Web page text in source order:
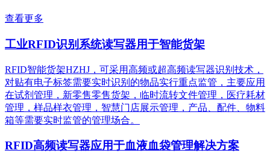
查看更多
工业RFID识别系统读写器用于智能货架
RFID智能货架HZHJ，可采用高频或超高频读写器识别技术，
对贴有电子标签需要实时识别的物品实行重点监管，主要应用
在试剂管理，新零售零售货架，临时流转文件管理，医疗耗材
管理，样品样衣管理，智慧门店展示管理，产品、配件、物料
箱等需要实时监管的管理场合。
RFID高频读写器应用于血液血袋管理解决方案